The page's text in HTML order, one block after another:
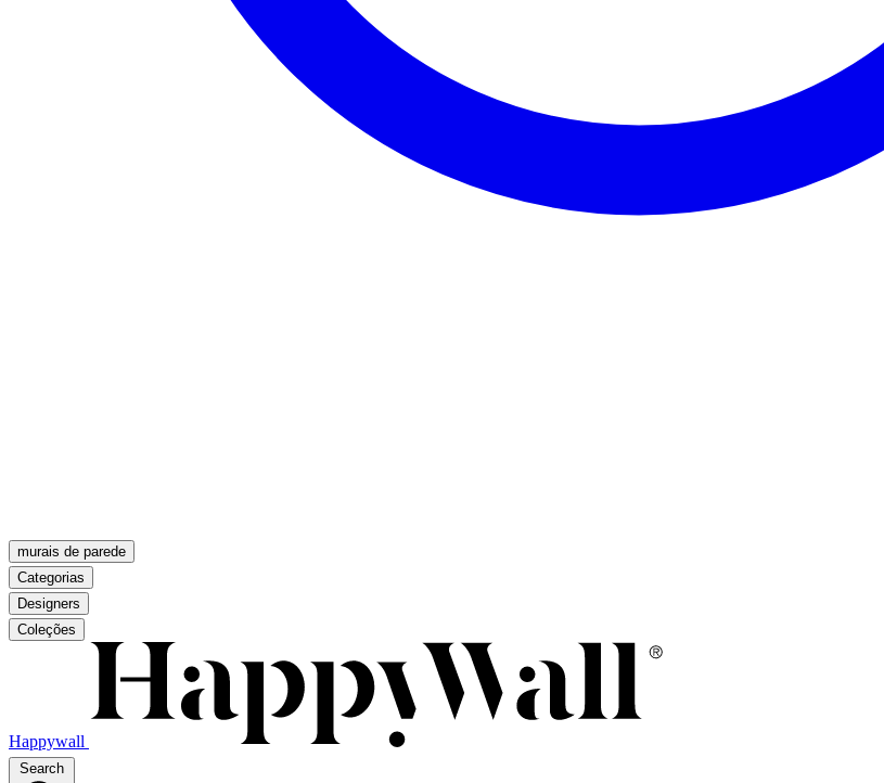
murais de parede
Categorias
Designers
Coleções
Happywall
Search